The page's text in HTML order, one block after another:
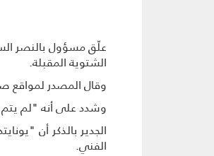
علّق مسؤول بالنصر
الشتوية المقبلة.
وقال المصدر لمواقع
وشدد على أنه "لم يتم
الجدير بالذكر أن
الفني.